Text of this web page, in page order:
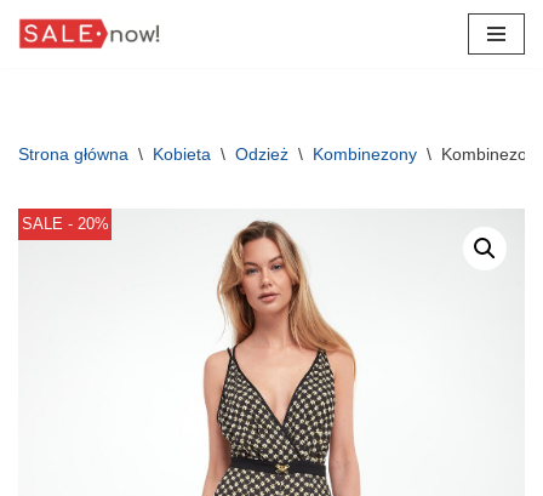
Strona główna \ Kobieta \ Odzież \ Kombinezony \ Kombinezon
SALE - 20%